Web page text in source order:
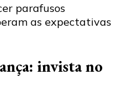
parafusos
as expectativas
invista no